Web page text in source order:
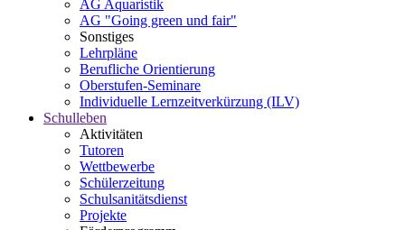
AG Aquaristik
AG "Going green und fair"
Sonstiges
Lehrpläne
Berufliche Orientierung
Oberstufen-Seminare
Individuelle Lernzeitverkürzung (ILV)
Schulleben
Aktivitäten
Tutoren
Wettbewerbe
Schülerzeitung
Schulsanitätsdienst
Projekte